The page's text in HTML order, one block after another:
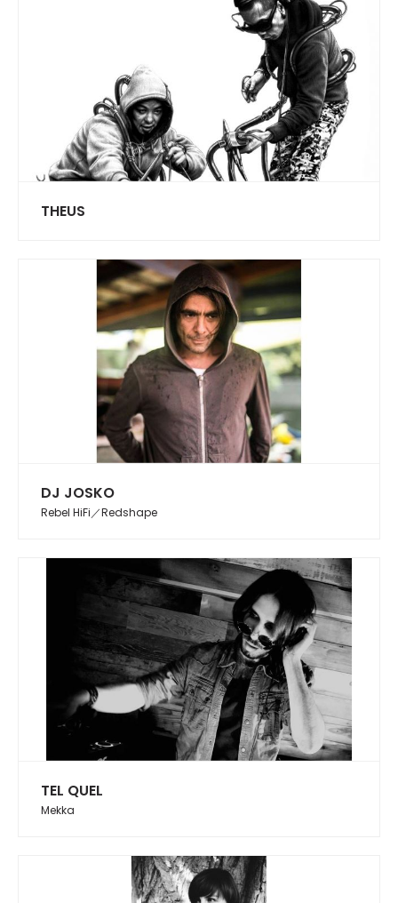
THEUS
DJ JOSKO
Rebel HiFi／Redshape
TEL QUEL
Mekka